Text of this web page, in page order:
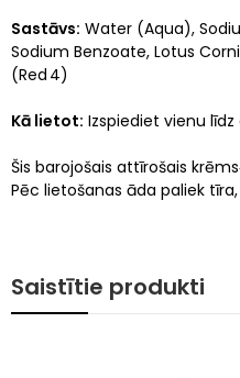
Sastāvs: Water (Aqua),
Sodium Benzoate, Lotus
(Red 4)
Kā lietot: Izspiediet vienu
Šis barojošais attīrošais
Pēc lietošanas āda paliek
Saistītie produkti